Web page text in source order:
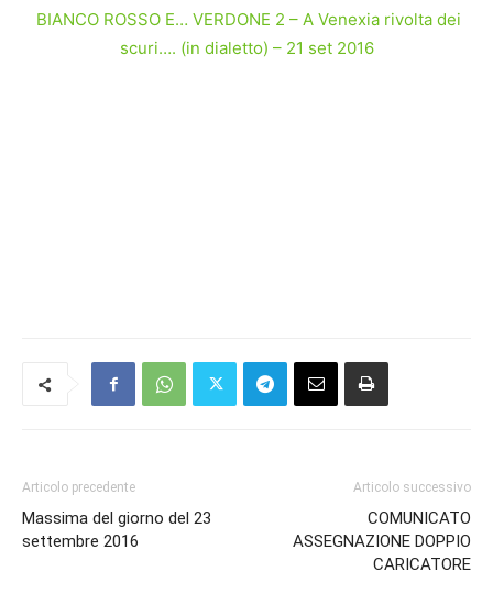
BIANCO ROSSO E… VERDONE 2 – A Venexia rivolta dei
scuri…. (in dialetto) – 21 set 2016
Articolo precedente
Massima del giorno del 23
settembre 2016
Articolo successivo
COMUNICATO
ASSEGNAZIONE DOPPIO
CARICATORE